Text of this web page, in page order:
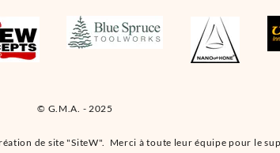
© G.M.A. - 2025
de site "SiteW". Merci à toute leur équipe pour le